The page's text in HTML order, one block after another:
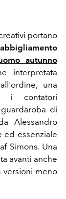
portano
abbigliamento
autunno
interpretata
una
i contatori
di
Alessandro
ed essenziale
Simons. Una
avanti anche
versioni meno